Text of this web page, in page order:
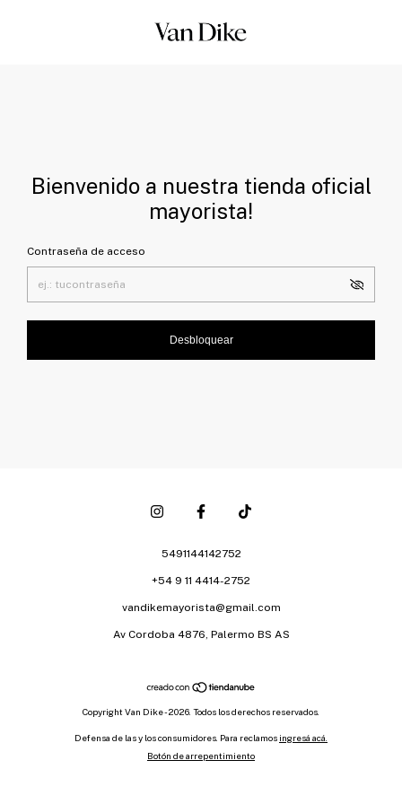
Bienvenido a nuestra tienda oficial
mayorista!
Contraseña de acceso
Desbloquear
5491144142752
+54 9 11 4414-2752
vandikemayorista@gmail.com
Av Cordoba 4876, Palermo BS AS
Copyright Van Dike - 2026. Todos los derechos reservados.
Defensa de las y los consumidores. Para reclamos ingresá acá.
Botón de arrepentimiento